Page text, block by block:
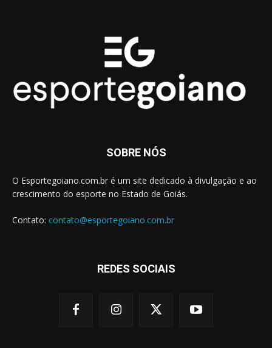
SOBRE NÓS
O Esportegoiano.com.br é um site dedicado à divulgação e ao
crescimento do esporte no Estado de Goiás.
Contato: contato@esportegoiano.com.br
REDES SOCIAIS